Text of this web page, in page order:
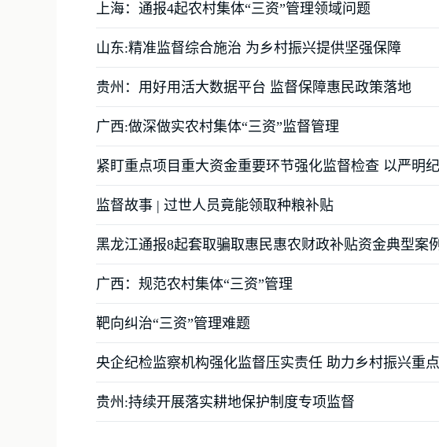
上海：通报4起农村集体“三资”管理领域问题
山东:精准监督综合施治 为乡村振兴提供坚强保障
贵州：用好用活大数据平台 监督保障惠民政策落地
广西:做深做实农村集体“三资”监督管理
紧盯重点项目重大资金重要环节强化监督检查 以严明
监督故事 | 过世人员竟能领取种粮补贴
黑龙江通报8起套取骗取惠民惠农财政补贴资金典型案例
广西：规范农村集体“三资”管理
靶向纠治“三资”管理难题
央企纪检监察机构强化监督压实责任 助力乡村振兴重
贵州:持续开展落实耕地保护制度专项监督